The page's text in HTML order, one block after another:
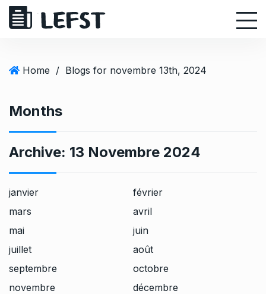
Home / Blogs for novembre 13th, 2024
Months
Archive: 13 Novembre 2024
janvier
février
mars
avril
mai
juin
juillet
août
septembre
octobre
novembre
décembre